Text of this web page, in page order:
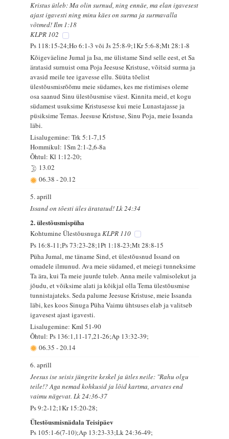
Kristus ütleb: Ma olin surnud, ning ennäe, ma elan igavesest
ajast igavesti ning minu käes on surma ja surmavalla
võtmed! Ilm 1:18
KLPR 102
Ps 118:15-24;Ho 6:1-3 või Js 25:8-9;1Kr 5:6-8;Mt 28:1-8
Kõigeväeline Jumal ja Isa, me ülistame Sind selle eest, et Sa
äratasid surnuist oma Poja Jeesuse Kristuse, võitsid surma ja
avasid meile tee igavesse ellu. Süüta tõelist
ülestõusmisrõõmu meie südames, kes me ristimises oleme
osa saanud Sinu ülestõusmise väest. Kinnita meid, et kogu
südamest usuksime Kristusesse kui meie Lunastajasse ja
püsiksime Temas. Jeesuse Kristuse, Sinu Poja, meie Issanda
läbi.
Lisalugemine: Trk 5:1-7,15
Hommikul: 1Sm 2:1-2,6-8a
Õhtul: Kl 1:12-20;
13.02
06.38-20.12
5. aprill
Issand on tõesti üles äratatud! Lk 24:34
2. ülestõusmispüha
Kohtumine ÜlestõusnugaKLPR 110
Ps 16:8-11;Ps 73:23-28;1Pt 1:18-23;Mt 28:8-15
Püha Jumal, me täname Sind, et ülestõusnud Issand on
omadele ilmunud. Ava meie südamed, et meiegi tunneksime
Ta ära, kui Ta meie juurde tuleb. Anna meile valmisolekut ja
jõudu, et võiksime alati ja kõikjal olla Tema ülestõusmise
tunnistajateks. Seda palume Jeesuse Kristuse, meie Issanda
läbi, kes koos Sinuga Püha Vaimu ühtsuses elab ja valitseb
igavesest ajast igavesti.
Lisalugemine: Kml 51-90
Õhtul: Ps 136:1,11-17,21-26;Ap 13:32-39;
06.35-20.14
6. aprill
Jeesus ise seisis jüngrite keskel ja ütles neile: "Rahu olgu
teile!? Aga nemad kohkusid ja lõid kartma, arvates end
vaimu nägevat. Lk 24:36-37
Ps 9:2-12;1Kr 15:20-28;
Ülestõusmisnädala Teisipäev
Ps 105:1-6(7-10);Ap 13:23-33;Lk 24:36-49;